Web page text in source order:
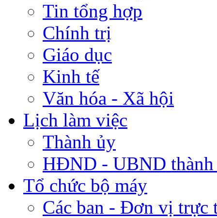
Tin tổng hợp
Chính trị
Giáo dục
Kinh tế
Văn hóa - Xã hội
Lịch làm việc
Thành ủy
HĐND - UBND thành
Tổ chức bộ máy
Các ban - Đơn vị trực